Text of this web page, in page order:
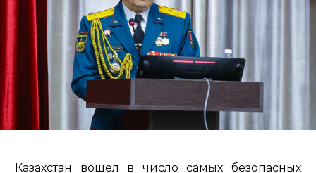
Казахстан вошел в число самых безопасных